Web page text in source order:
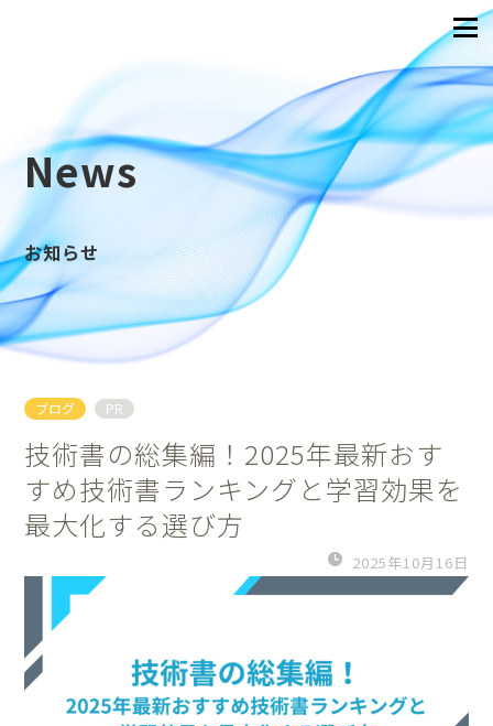
News
お知らせ
ブログ PR
技術書の総集編！2025年最新おす
すめ技術書ランキングと学習効果を
最大化する選び方
2025年10月16日